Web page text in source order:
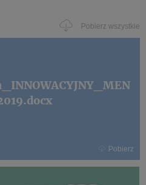
Pobierz wszystkie
Pobierz